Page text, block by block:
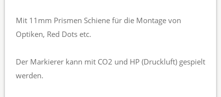
Mit 11mm Prismen Schiene für die Montage von
Optiken, Red Dots etc.
Der Markierer kann mit CO2 und HP (Druckluft) gespielt
werden.